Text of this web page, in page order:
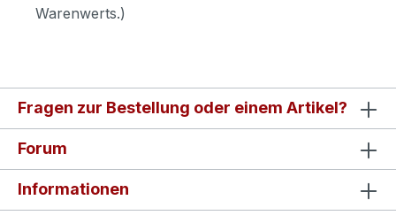
Warenwerts.)
Fragen zur Bestellung oder einem Artikel?
Forum
Informationen